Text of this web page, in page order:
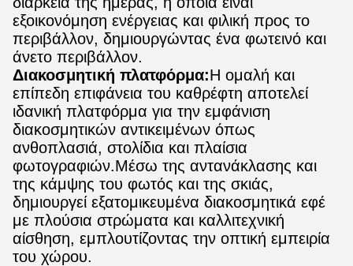
εξοικονόμηση ενέργειας και φιλική προς το
περιβάλλον, δημιουργώντας ένα φωτεινό και
άνετο περιβάλλον.
Διακοσμητική πλατφόρμα:Η ομαλή και
επίπεδη επιφάνεια του καθρέφτη αποτελεί
ιδανική πλατφόρμα για την εμφάνιση
διακοσμητικών αντικειμένων όπως
ανθοπλασιά, στολίδια και πλαίσια
φωτογραφιών.Μέσω της αντανάκλασης και
της κάμψης του φωτός και της σκιάς,
δημιουργεί εξατομικευμένα διακοσμητικά εφέ
με πλούσια στρώματα και καλλιτεχνική
αίσθηση, εμπλουτίζοντας την οπτική εμπειρία
του χώρου.